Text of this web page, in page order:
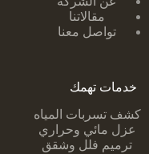
مقالاتنا
تواصل معنا
خدمات تهمك
كشف تسربات ا لمياه
عزل مائي وحراري
ترميم فلل وشقق